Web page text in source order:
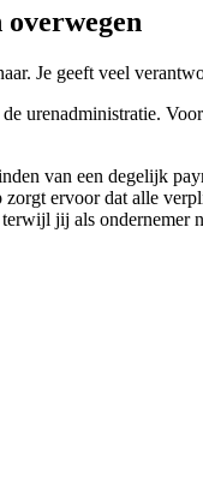
Je geeft veel
urenadministratie.
van een degelijk
ervoor dat alle
jij als ondernemer